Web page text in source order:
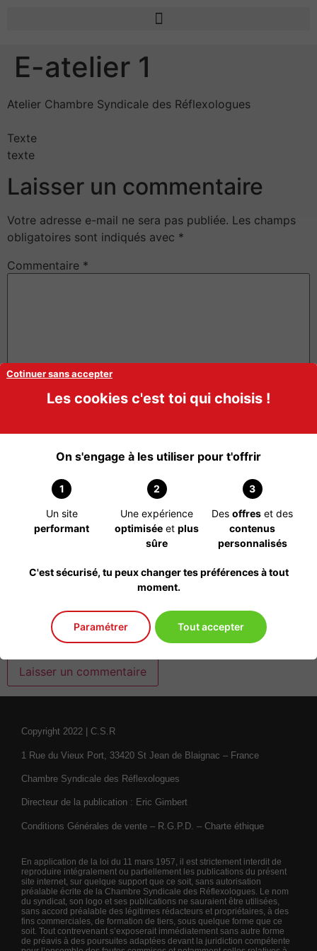
E-atelier 1
Atelier Chambre Syndicale des Réflexologues
Texte
texte
Laisser un commentaire
Votre adresse e-mail ne sera pas publiée. Les champs
obligatoires sont indiqués avec *
Commentaire *
Enregistrer mon nom, mon e-mail et mon site dans le
navigateur pour mon prochain commentaire.
Copyright 2022 | C.S.R
1 Rue du Vieux Port, 33420 St Jean de Blaignac – France
Chambre Syndicale des Réflexologues
Directeur de la publication : Eric Gimbert
Conditions Générales de vente – R.G.P.D. – Charte éthique
En application de la loi du 11 mars 1957, il est strictement interdit de
reproduire intégralement ou partiellement les publications du présent
site internet, sur quelque support que ce soit, sans autorisation
préalable écrite de la Chambre Syndicale des Réflexologues. Le nom
du syndicat, son logo et ses publications ne sauraient être utilisées,
sans accord préalable des légitimes rédacteurs et propriétaires, à des
fins commerciales, de formation de tiers, sous quelque forme que ce
soit. Tout contrevenant s’exposerait immédiatement sans autre forme
de préavis à des poursuites adaptées devant la juridiction compétente
Cotinuer sans accepter
Les cookies c'est toi qui choisis !
On s'engage à les utiliser pour t'offrir
1
Un site
performant
2
Une expérience
optimisée etplus
sûre
3
Desoffres et des
contenus
personnalisés
C'est sécurisé, tu peux changer tes préférences à tout
moment.
Paramétrer Tout accepter